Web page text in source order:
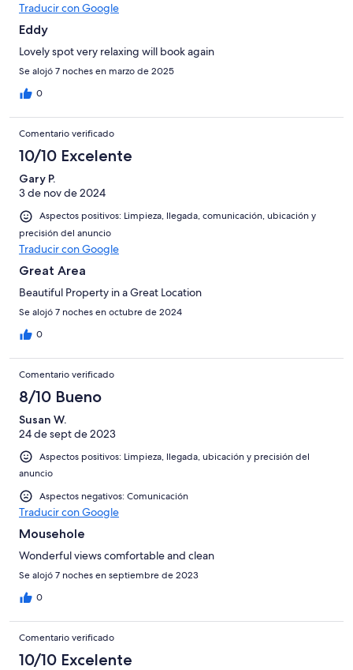
Horrible
Traducir con Google
Eddy
Lovely spot very relaxing will book again
Se alojó 7 noches en marzo de 2025
0
Comentario verificado
10/10 Excelente
Gary P.
3 de nov de 2024
Aspectos positivos: Limpieza, llegada, comunicación, ubicación y
precisión del anuncio
Traducir con Google
Great Area
Beautiful Property in a Great Location
Se alojó 7 noches en octubre de 2024
0
Comentario verificado
8/10 Bueno
Susan W.
24 de sept de 2023
Aspectos positivos: Limpieza, llegada, ubicación y precisión del
anuncio
Aspectos negativos: Comunicación
Traducir con Google
Mousehole
Wonderful views comfortable and clean
Se alojó 7 noches en septiembre de 2023
0
Comentario verificado
10/10 Excelente